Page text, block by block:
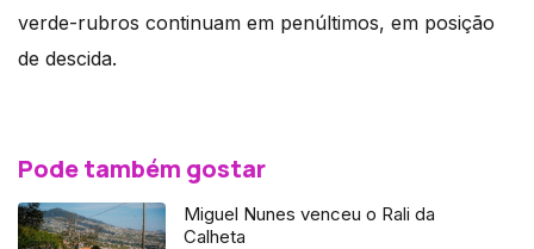
verde-rubros continuam em penúltimos, em posição
de descida.
Pode também gostar
Miguel Nunes venceu o Rali da
Calheta